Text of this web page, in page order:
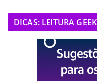
DICAS: LEITURA GEEK